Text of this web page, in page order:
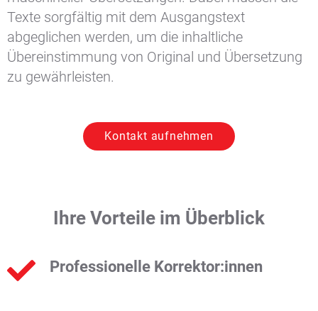
Texte sorgfältig mit dem Ausgangstext
abgeglichen werden, um die inhaltliche
Übereinstimmung von Original und Übersetzung
zu gewährleisten.
Kontakt aufnehmen
Ihre Vorteile im Überblick
Professionelle Korrektor:innen